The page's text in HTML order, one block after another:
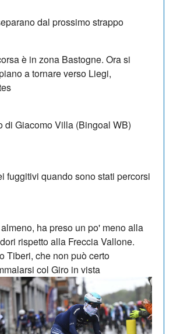
dal prossimo strappo
è in zona Bastogne. Ora si
a tornare verso Liegi,
di Giacomo Villa (Bingoal WB)
fuggitivi quando sono stati percorsi
ha preso un po' meno alla
rispetto alla Freccia Vallone.
Tiberi, che non può certo
col Giro in vista